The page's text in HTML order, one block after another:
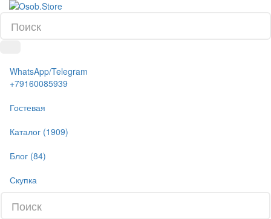
WhatsApp/Telegram
+79160085939
Гостевая
Каталог (1909)
Блог (84)
Скупка